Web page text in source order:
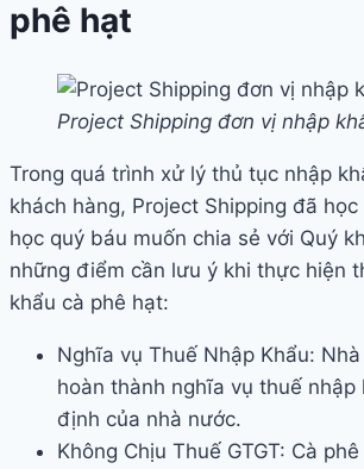
phê hạt
Project Shipping đơn vị nhập
Trong quá trình xử lý thủ tục nhập
khách hàng, Project Shipping đã
học quý báu muốn chia sẻ với Quý
những điểm cần lưu ý khi thực hiện
khẩu cà phê hạt:
Nghĩa vụ Thuế Nhập Khẩu:
hoàn thành nghĩa vụ thuế nhập
định của nhà nước.
Không Chịu Thuế GTGT: Cà